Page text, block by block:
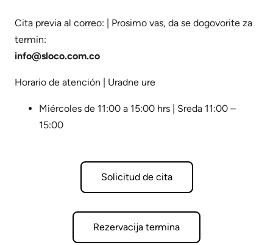
Cita previa al correo: | Prosimo vas, da se dogovorite za
termin:
info@sloco.com.co
Horario de atención | Uradne ure
Miércoles de 11:00 a 15:00 hrs | Sreda 11:00 –
15:00
Solicitud de cita
Rezervacija termina